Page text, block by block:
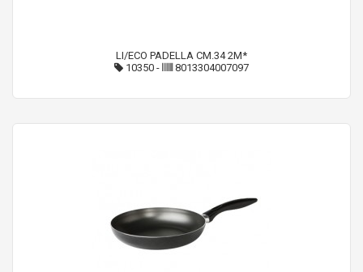
LI/ECO PADELLA CM.34 2M*
10350 - 8013304007097